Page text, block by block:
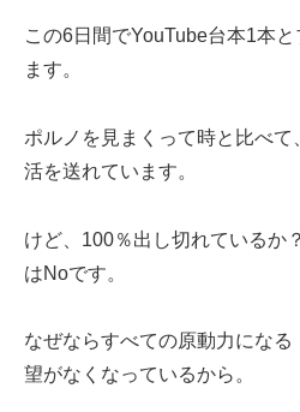
この6日間でYouTube台本1本
ます。
ポルノを見まくって時と比べ
活を送れています。
けど、100％出し切れているか
はNoです。
なぜならすべての原動力にな
望がなくなっているから。